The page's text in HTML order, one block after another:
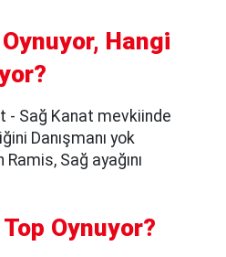
Hangi
- Sağ Kanat mevkiinde
Danışmanı yok
Sağ ayağını
Oynuyor?